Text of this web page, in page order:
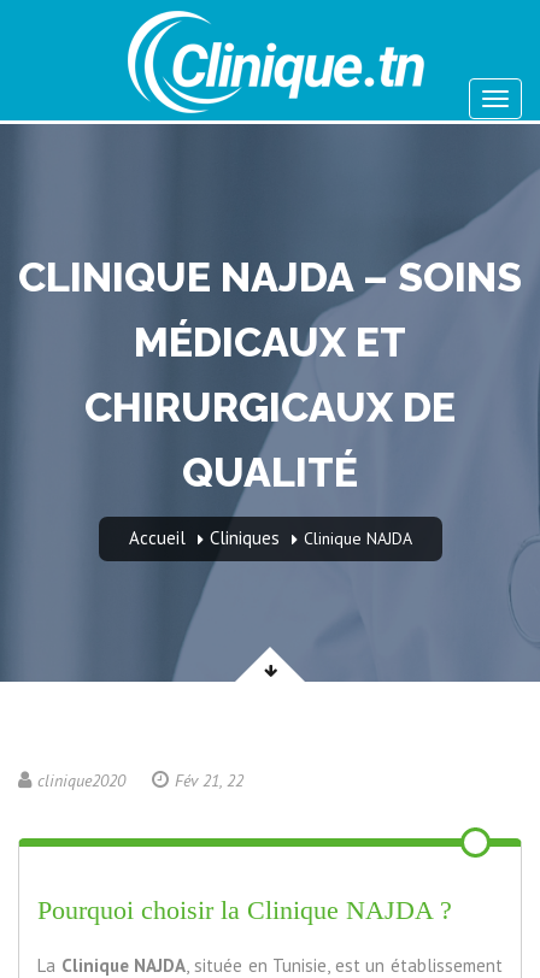
CLINIQUE NAJDA – SOINS
MÉDICAUX ET
CHIRURGICAUX DE
QUALITÉ
Accueil Cliniques Clinique NAJDA
clinique2020 Fév 21, 22
Pourquoi choisir la Clinique NAJDA ?
La Clinique NAJDA, située en Tunisie, est un établissement